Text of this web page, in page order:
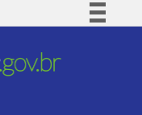
Comunica BR